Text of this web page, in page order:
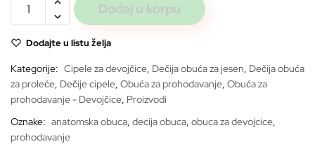
antique
hariet
618
količina
Dodaj u korpu
Dodajte u listu želja
Kategorije: Cipele za devojčice, Dečija obuća za jesen, Dečija obuća
za proleće, Dečije cipele, Obuća za prohodavanje, Obuća za
prohodavanje - Devojčice, Proizvodi
Oznake: anatomska obuca, decija obuca, obuca za devojcice,
prohodavanje